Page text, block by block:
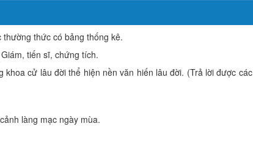
thức có bảng thống kê.
tiến sĩ, chứng tích.
khoa cử lâu đời thể hiện nền văn hiến lâu đời. (Trả lời được các
làng mạc ngày mùa.